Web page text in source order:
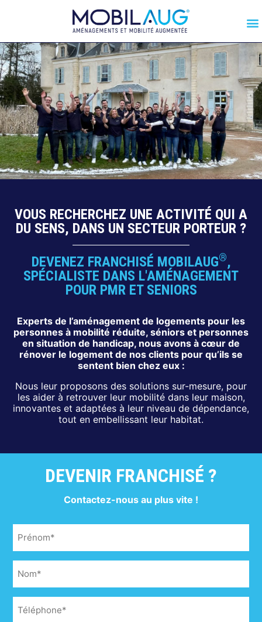
VOUS RECHERCHEZ UNE ACTIVITÉ QUI A
DU SENS, DANS UN SECTEUR PORTEUR ?
DEVENEZ FRANCHISÉ MOBILAUG®,
SPÉCIALISTE DANS L'AMÉNAGEMENT
POUR PMR ET SENIORS
Experts de l’aménagement de logements pour les
personnes à mobilité réduite, séniors et personnes
en situation de handicap, nous avons à cœur de
rénover le logement de nos clients pour qu’ils se
sentent bien chez eux :
Nous leur proposons des solutions sur-mesure, pour
les aider à retrouver leur mobilité dans leur maison,
innovantes et adaptées à leur niveau de dépendance,
tout en embellissant leur habitat.
DEVENIR FRANCHISÉ ?
Contactez-nous au plus vite !
Prénom
(Nécessaire)
Nom
(Nécessaire)
Téléphone
(Nécessaire)